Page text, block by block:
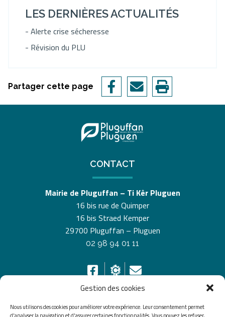
Gestion des cookies
Nous utilisons des cookies pour améliorer votre expérience. Leur consentement permet
LES DERNIÈRES ACTUALITÉS
- Alerte crise sécheresse
- Révision du PLU
Partager cette page
CONTACT
Mairie de Pluguffan – Ti Kêr Pluguen
16 bis rue de Quimper
16 bis Straed Kemper
29700 Pluguffan – Pluguen
02 98 94 01 11
HORAIRES D’OUVERTURE